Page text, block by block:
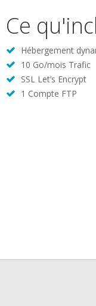
Ce
Hébergement
10 Go/mois Trafic
SSL Let’s Encrypt
1 Compte FTP